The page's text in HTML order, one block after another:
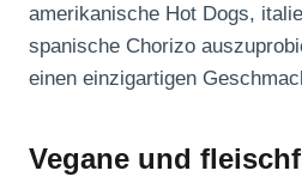
amerikanische Hot Dogs,
spanische Chorizo
einen einzigartigen
Vegane und